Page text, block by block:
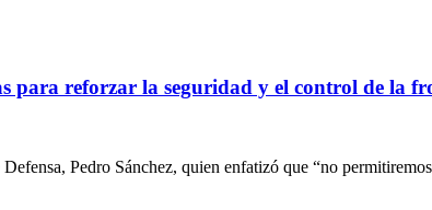
para reforzar la seguridad y el control de la
Pedro Sánchez, quien enfatizó que “no